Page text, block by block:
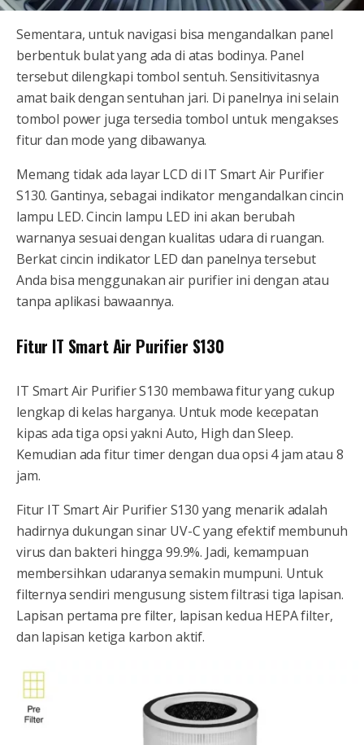
Sementara, untuk navigasi bisa mengandalkan panel
berbentuk bulat yang ada di atas bodinya. Panel
tersebut dilengkapi tombol sentuh. Sensitivitasnya
amat baik dengan sentuhan jari. Di panelnya ini selain
tombol power juga tersedia tombol untuk mengakses
fitur dan mode yang dibawanya.
Memang tidak ada layar LCD di IT Smart Air Purifier
S130. Gantinya, sebagai indikator mengandalkan cincin
lampu LED. Cincin lampu LED ini akan berubah
warnanya sesuai dengan kualitas udara di ruangan.
Berkat cincin indikator LED dan panelnya tersebut
Anda bisa menggunakan air purifier ini dengan atau
tanpa aplikasi bawaannya.
Fitur IT Smart Air Purifier S130
IT Smart Air Purifier S130 membawa fitur yang cukup
lengkap di kelas harganya. Untuk mode kecepatan
kipas ada tiga opsi yakni Auto, High dan Sleep.
Kemudian ada fitur timer dengan dua opsi 4 jam atau 8
jam.
Fitur IT Smart Air Purifier S130 yang menarik adalah
hadirnya dukungan sinar UV-C yang efektif membunuh
virus dan bakteri hingga 99.9%. Jadi, kemampuan
membersihkan udaranya semakin mumpuni. Untuk
filternya sendiri mengusung sistem filtrasi tiga lapisan.
Lapisan pertama pre filter, lapisan kedua HEPA filter,
dan lapisan ketiga karbon aktif.